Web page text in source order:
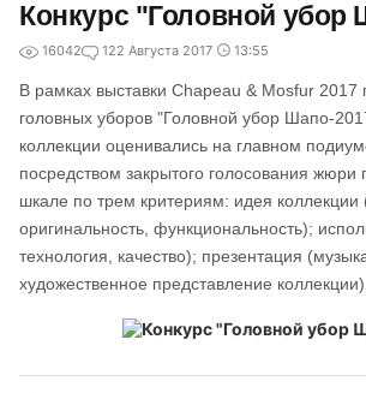
Конкурс "Головной убор
16042 122 Августа 2017 13:55
В рамках выставки Chapeau & Mosfur 2017
головных уборов "Головной убор Шапо-
коллекции оценивались на главном
посредством закрытого голосования жюри
шкале по трем критериям: идея коллекции
оригинальность, функциональность);
технология, качество); презентация
художественное представление коллекции).